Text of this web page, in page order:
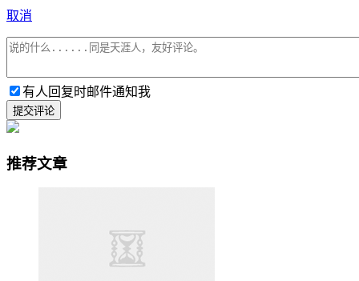
取消
有人回复时邮件通知我
提交评论
推荐文章